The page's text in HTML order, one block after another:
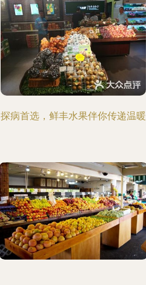
探病首选，鲜丰水果伴你传递温暖